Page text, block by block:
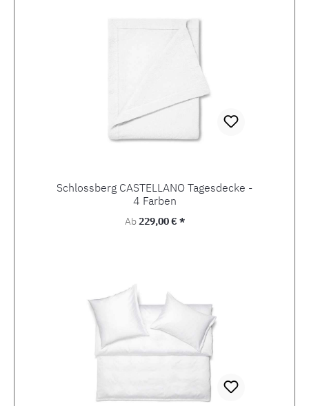
Schlossberg CASTELLANO Tagesdecke -
4 Farben
Regulärer Preis:
Ab229,00 € *